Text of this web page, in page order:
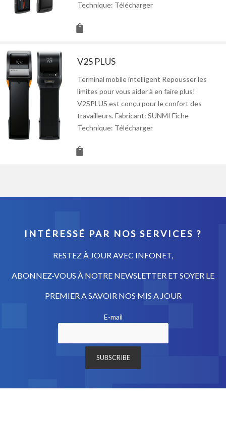
Technique: Télécharger
V2S PLUS
Terminal mobile intelligent Repousser les
limites pour vous aider à en faire plus!
V2SPLUS est conçu pour le confort des
travailleurs. Fabricant: SUNMI Fiche
Technique: Télécharger
INTÉRESSÉ PAR NOS SERVICES ?
RESTEZ À JOUR AVEC INFONET,
ABONNEZ-VOUS À NOTRE NEWSLETTER ET SOYER LE
PREMIER A SAVOIR NOS MIS A JOUR
E-mail